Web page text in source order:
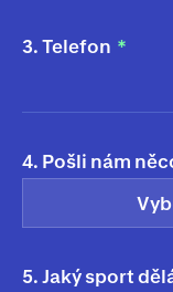
3. Telefon
4. Pošli nám
5. Jaký sport